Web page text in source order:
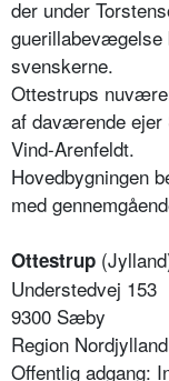
der under
guerillabevægelse
svenskerne.
Ottestrups
af daværende ejer
Vind-Arenfeldt.
Hovedbygningen
med
Ottestrup
Understedvej 153
9300 Sæby
Region
Offentlig adgang: